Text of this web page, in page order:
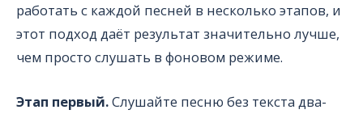
работать с каждой песней в несколько этапов, и
этот подход даёт результат значительно лучше,
чем просто слушать в фоновом режиме.
Этап первый.Слушайте песню без текста два-